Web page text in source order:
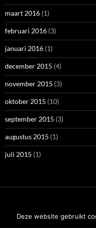
maart 2016 (1)
februari 2016 (3)
januari 2016 (1)
december 2015 (4)
november 2015 (3)
oktober 2015 (10)
september 2015 (3)
augustus 2015 (1)
juli 2015 (1)
ZoekenDeze website gebruikt